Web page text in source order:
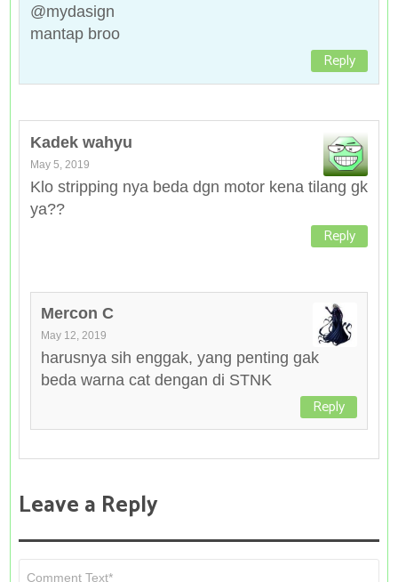
@mydasign
mantap broo
Reply
Kadek wahyu
May 5, 2019
Klo stripping nya beda dgn motor kena tilang gk
ya??
Reply
Mercon C
May 12, 2019
harusnya sih enggak, yang penting gak
beda warna cat dengan di STNK
Reply
Leave a Reply